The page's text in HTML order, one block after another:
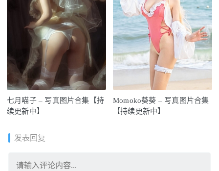
七月喵子 – 写真图片合集【持
续更新中】
Momoko葵葵 – 写真图片合集
【持续更新中】
发表回复